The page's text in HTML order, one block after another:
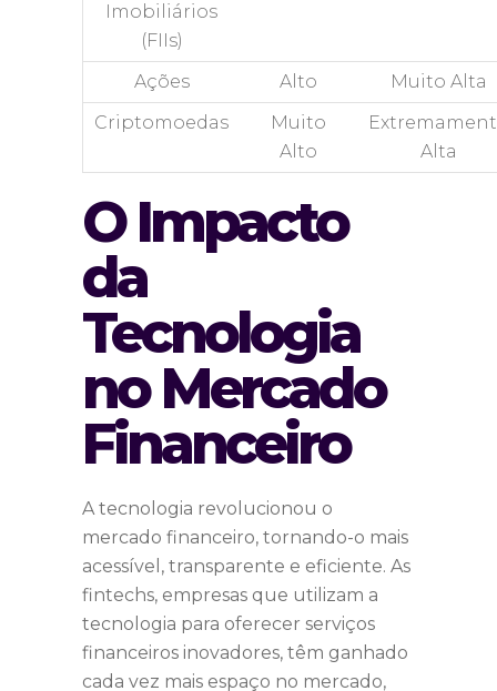
Imobiliários
(FIIs)
Ações Alto
Muito Alta
Criptomoedas
Muito
Alto
Alta
O Impacto
da
Tecnologia
no Mercado
Financeiro
A tecnologia revolucionou o
mercado financeiro, tornando-o mais
acessível, transparente e eficiente. As
fintechs, empresas que utilizam a
tecnologia para oferecer serviços
financeiros inovadores, têm ganhado
cada vez mais espaço no mercado,